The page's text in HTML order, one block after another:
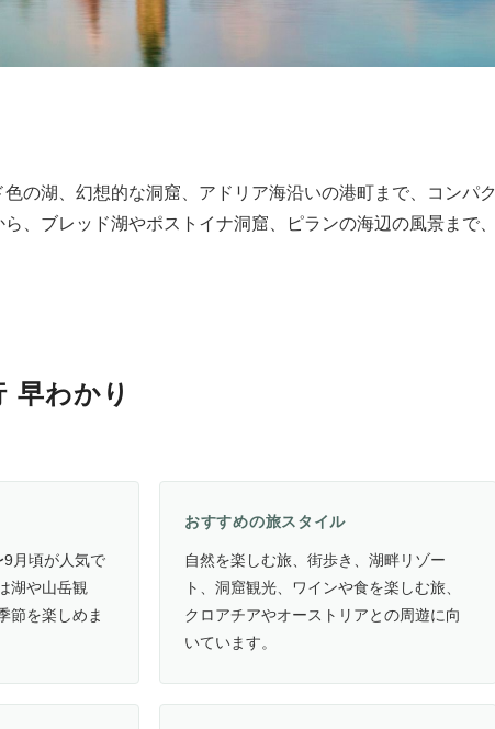
の湖、幻想的な洞窟、アドリア海沿いの港町まで、コンパク
、ブレッド湖やポストイナ洞窟、ピランの海辺の風景まで、
早わかり
9月頃が人気で
湖や山岳観
節を楽しめま
おすすめの旅スタイル
自然を楽しむ旅、街歩き、湖畔リゾー
ト、洞窟観光、ワインや食を楽しむ旅、
クロアチアやオーストリアとの周遊に向
いています。